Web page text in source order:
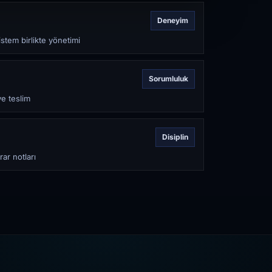
Deneyim
birlikte yönetimi
Sorumluluk
teslim
Disiplin
notları